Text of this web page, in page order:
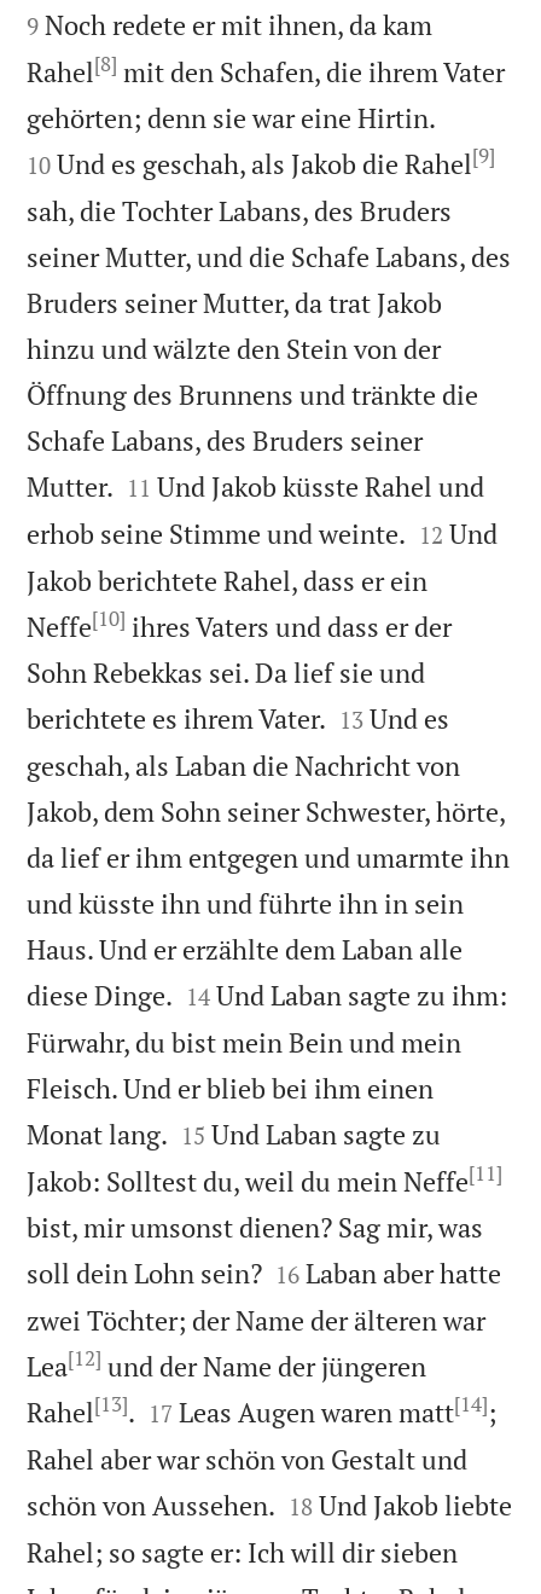
9 Noch redete er mit ihnen, da kam
Rahel[8] mit den Schafen, die ihrem Vater
gehörten; denn sie war eine Hirtin.
10 Und es geschah, als Jakob die Rahel[9]
sah, die Tochter Labans, des Bruders
seiner Mutter, und die Schafe Labans, des
Bruders seiner Mutter, da trat Jakob
hinzu und wälzte den Stein von der
Öffnung des Brunnens und tränkte die
Schafe Labans, des Bruders seiner
Mutter. 

11 Und Jakob küsste Rahel und
erhob seine Stimme und weinte. 

12 Und
Jakob berichtete Rahel, dass er ein
Neffe[10] ihres Vaters und dass er der
Sohn Rebekkas sei. Da lief sie und
berichtete es ihrem Vater. 

13 Und es
geschah, als Laban die Nachricht von
Jakob, dem Sohn seiner Schwester, hörte,
da lief er ihm entgegen und umarmte ihn
und küsste ihn und führte ihn in sein
Haus. Und er erzählte dem Laban alle
diese Dinge. 

14 Und Laban sagte zu ihm:
Fürwahr, du bist mein Bein und mein
Fleisch. Und er blieb bei ihm einen
Monat lang. 

15 Und Laban sagte zu
Jakob: Solltest du, weil du mein Neffe[11]
bist, mir umsonst dienen? Sag mir, was
soll dein Lohn sein?
16 Laban aber hatte
zwei Töchter; der Name der älteren war
Lea[12] und der Name der jüngeren
Rahel[13]. 

17 Leas Augen waren matt[14];
Rahel aber war schön von Gestalt und
schön von Aussehen. 

18 Und Jakob liebte
Rahel; so sagte er: Ich will dir sieben